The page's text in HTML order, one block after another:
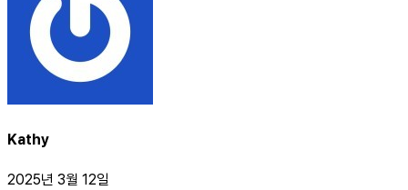
Kathy
2025년 3월 12일